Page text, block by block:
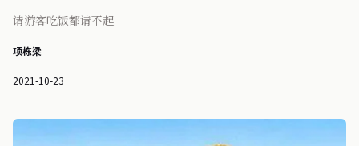
请游客吃饭都请不起
项栋梁
2021-10-23